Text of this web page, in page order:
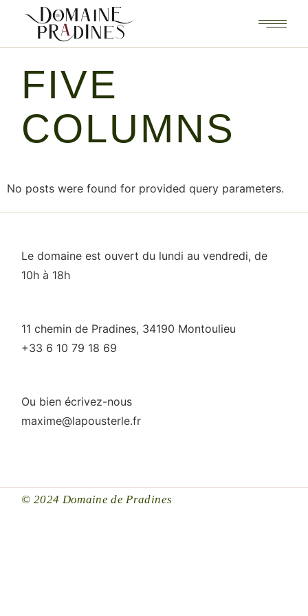
FIVE
COLUMNS
No posts were found for provided query parameters.
Le domaine est ouvert du lundi au vendredi, de
10h à 18h
11 chemin de Pradines, 34190 Montoulieu
+33 6 10 79 18 69
Ou bien écrivez-nous
maxime@lapousterle.fr
© 2024 Domaine de Pradines